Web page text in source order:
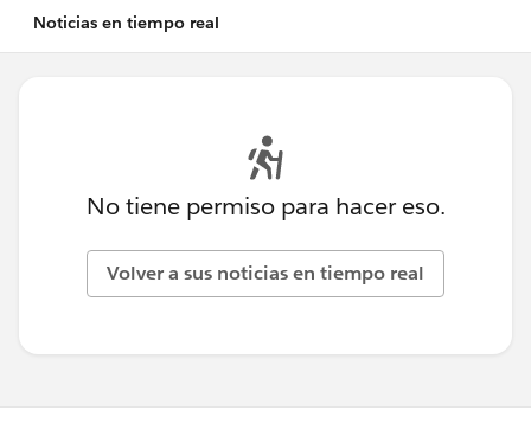
Noticias en tiempo real
No tiene permiso para hacer eso.
Volver a sus noticias en tiempo real